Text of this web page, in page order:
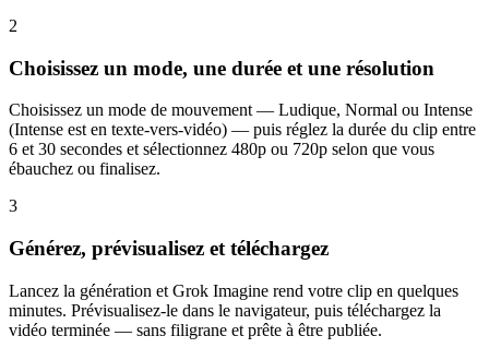
2
Choisissez un mode, une durée et une résolution
Choisissez un mode de mouvement — Ludique, Normal ou Intense
(Intense est en texte-vers-vidéo) — puis réglez la durée du clip entre
6 et 30 secondes et sélectionnez 480p ou 720p selon que vous
ébauchez ou finalisez.
3
Générez, prévisualisez et téléchargez
Lancez la génération et Grok Imagine rend votre clip en quelques
minutes. Prévisualisez-le dans le navigateur, puis téléchargez la
vidéo terminée — sans filigrane et prête à être publiée.